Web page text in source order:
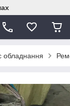
обладнання